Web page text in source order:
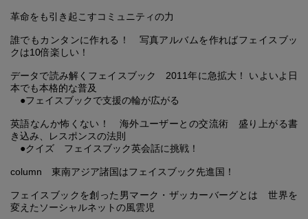
革命をも引き起こすコミュニティの力
誰でもカンタンに作れる！ 写真アルバムを作ればフェイスブッ
クは10倍楽しい！
データで読み解くフェイスブック 2011年に急拡大！ いよいよ日
本でも本格的な普及
●フェイスブックで支援の輪が広がる
英語なんか怖くない！ 海外ユーザーとの交流術 盛り上がる書
き込み、レスポンスの法則
●クイズ フェイスブック英会話に挑戦！
column 東南アジア諸国はフェイスブック先進国！
フェイスブックを創った男マーク・ザッカーバーグとは 世界を
変えたソーシャルネットの風雲児